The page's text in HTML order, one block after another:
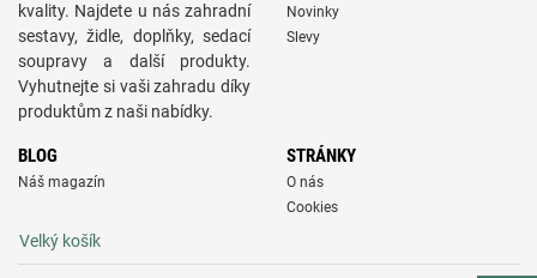
kvality. Najdete u nás zahradní
sestavy, židle, doplňky, sedací
soupravy a další produkty.
Vyhutnejte si vaši zahradu díky
produktům z naši nabídky.
Novinky
Slevy
BLOG
Náš magazín
STRÁNKY
O nás
Cookies
Velký košík